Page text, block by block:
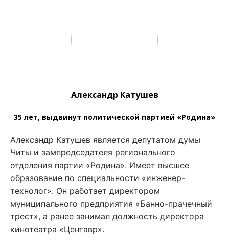
Александр Катушев
35 лет, выдвинут политической партией «Родина»
Александр Катушев является депутатом думы
Читы и зампредседателя регионального
отделения партии «Родина». Имеет высшее
образование по специальности «инженер-
технолог». Он работает директором
муниципального предприятия «Банно-прачечный
трест», а ранее занимал должность директора
кинотеатра «Центавр».